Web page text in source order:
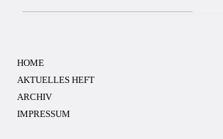
HOME
AKTUELLES HEFT
ARCHIV
IMPRESSUM